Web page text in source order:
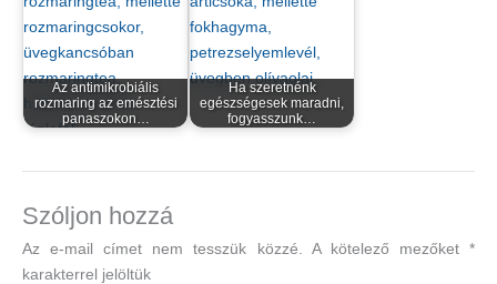
Az antimikrobiális
rozmaring az emésztési
panaszokon…
Ha szeretnénk
egészségesek maradni,
fogyasszunk…
Szóljon hozzá
Az e-mail címet nem tesszük közzé. A kötelező mezőket*
karakterrel jelöltük